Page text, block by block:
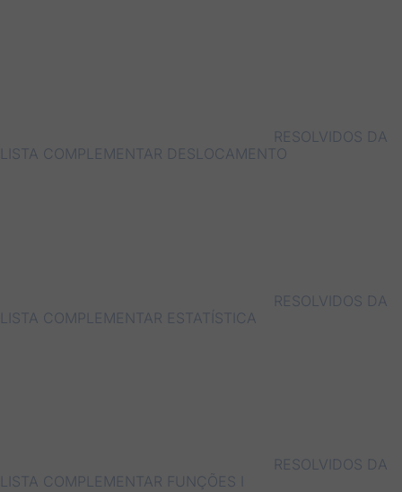
RESOLVIDOS DA
LISTA COMPLEMENTAR DESLOCAMENTO
RESOLVIDOS DA
LISTA COMPLEMENTAR ESTATÍSTICA
RESOLVIDOS DA
LISTA COMPLEMENTAR FUNÇÕES I